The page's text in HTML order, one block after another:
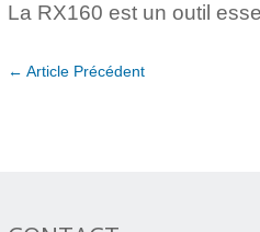
La RX160 est un outil
←Article Précédent